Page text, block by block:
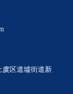
虞区道墟街道新